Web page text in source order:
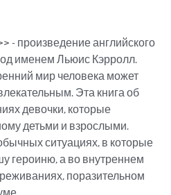
- произведение английского
именем Льюис Кэрролл.
мир человека может
Эта книга об
девочки, которые
детьми и взрослыми.
ситуациях, в которые
героиню, а во внутреннем
поразительном